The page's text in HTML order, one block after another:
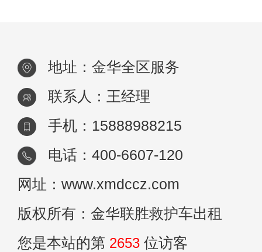
地址：金华全区服务
联系人：王经理
手机：15888988215
电话：400-6607-120
网址：www.xmdccz.com
版权所有：金华联胜救护车出租
您是本站的第 2653 位访客